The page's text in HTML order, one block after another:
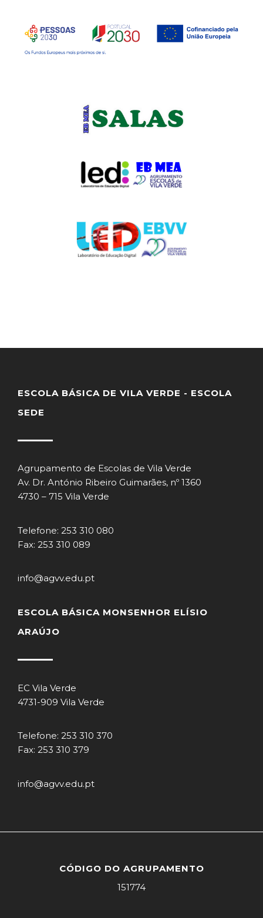
ESCOLA BÁSICA DE VILA VERDE - ESCOLA
SEDE
Agrupamento de Escolas de Vila Verde
Av. Dr. António Ribeiro Guimarães, nº 1360
4730 – 715 Vila Verde
Telefone: 253 310 080
Fax: 253 310 089
info@agvv.edu.pt
ESCOLA BÁSICA MONSENHOR ELÍSIO
ARAÚJO
EC Vila Verde
4731-909 Vila Verde
Telefone: 253 310 370
Fax: 253 310 379
info@agvv.edu.pt
CÓDIGO DO AGRUPAMENTO
151774